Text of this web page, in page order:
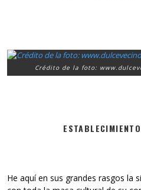
Crédito de la foto:
He aquí en sus grandes rasgos la